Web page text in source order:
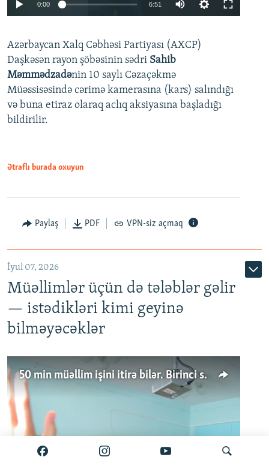
Auto 240p 360p
720p 1080p
0:00 6:51
360p
720p
1080p
Azərbaycan Xalq Cəbhəsi Partiyası (AXCP)
Daşkəsən rayon şöbəsinin sədri Sahib
Məmmədzadənin 10 saylı Cəzaçəkmə
Müəssisəsində cərimə kamerasına (kars) salındığı
və buna etiraz olaraq aclıq aksiyasına başladığı
bildirilir.
Ətraflı burada oxuyun
Paylaş PDF VPN-siz açmaq
İyul 07, 2026
Müəllimlər üçün də tələblər gəlir
— istədikləri kimi geyinə
bilməyəcəklər
50 min müəllim işini itirə bilər. Birinci sinfə gedənlər azalır